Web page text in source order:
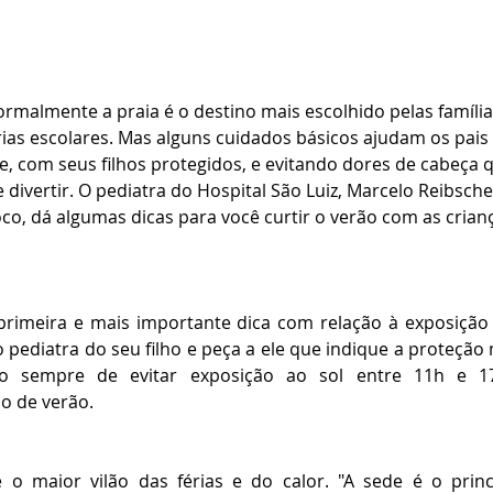
a praia é o destino mais escolhido pelas
escolares. Mas alguns cuidados básicos ajudam os
com seus filhos protegidos, e evitando dores de cabeça
divertir. O pediatra do Hospital São Luiz, Marcelo
dá algumas dicas para você curtir o verão com as
e mais importante dica com relação à
pediatra do seu filho e peça a ele que indique a proteção
sempre de evitar exposição ao sol entre 11h e
de verão.
o maior vilão das férias e do calor. "A sede é o